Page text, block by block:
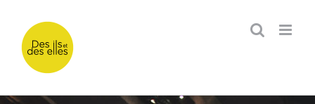
contenu